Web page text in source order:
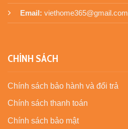
Email: viethome365@gmail.com
CHÍNH SÁCH
Chính sách bảo hành và đổi trả
Chính sách thanh toán
Chính sách bảo mật